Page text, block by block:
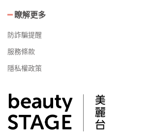
瞭解更多
防詐騙提醒
服務條款
隱私權政策